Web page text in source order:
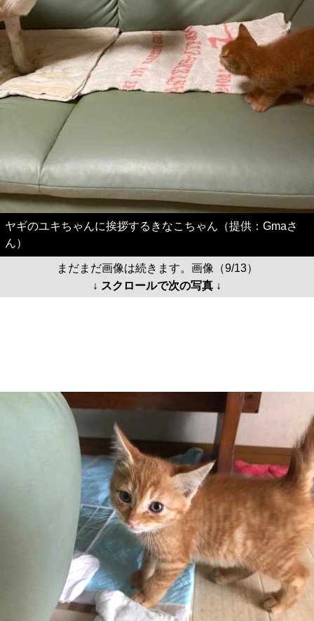
ヤギのユキちゃんに挨拶するきなこちゃん（提供：Gmaさ
ん）
まだまだ画像は続きます。画像（9/13）
↓ スクロールで次の写真 ↓